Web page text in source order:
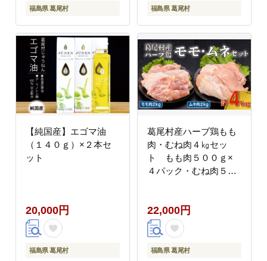
福島県 葛尾村 福島県 葛尾村
【純国産】エゴマ油
（１４０ｇ）×２本セ
ット
20,000円
福島県 葛尾村
葛尾村産ハーブ鶏もも
肉・むね肉４㎏セッ
ト もも肉５００ｇ×
４パック・むね肉５０
22,000円
福島県 葛尾村